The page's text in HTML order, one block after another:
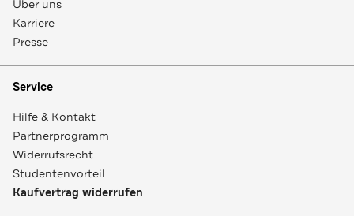
Über uns
Karriere
Presse
Service
Hilfe & Kontakt
Partnerprogramm
Widerrufsrecht
Studentenvorteil
Kaufvertrag widerrufen